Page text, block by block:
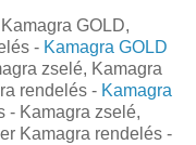
GOLD,
- Kamagra GOLD
zselé, Kamagra
rendelés - Kamagra
- Kamagra zselé,
Kamagra rendelés -